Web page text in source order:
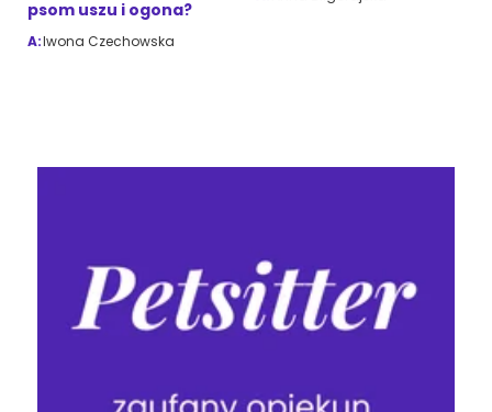
psom uszu i ogona?
A:Iwona Czechowska